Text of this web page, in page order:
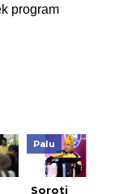
program
Palu
Soroti